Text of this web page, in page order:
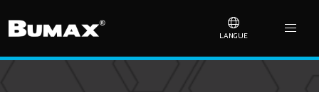
LANGUE